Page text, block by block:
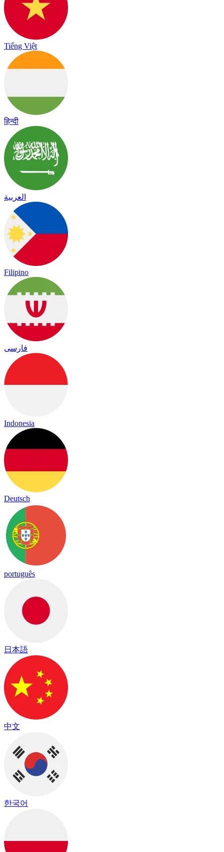
Tiếng Việt
हिन्दी
العربية
Filipino
فارسی
Indonesia
Deutsch
português
日本語
中文
한국어